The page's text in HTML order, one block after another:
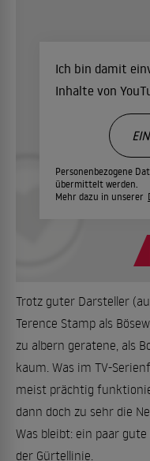
Ich bin damit
Inhalte von
Personenbezogene
übermittelt werden.
Mehr dazu in unserer
Trotz guter Darsteller
Terence Stamp als
zu albern geratene, als
kaum. Was im TV-
meist prächtig
dann doch zu sehr die
Was bleibt: ein paar
der Gürtellinie.